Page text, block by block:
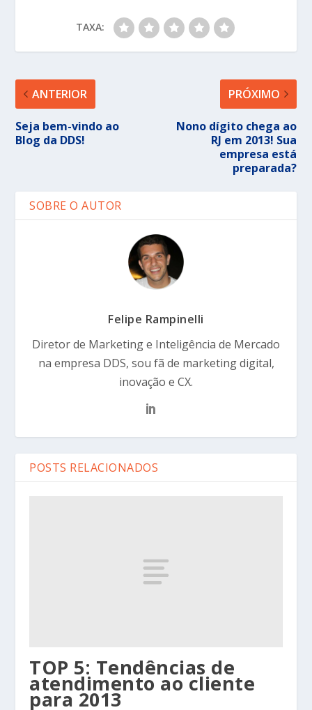
TAXA:
ANTERIOR
Seja bem-vindo ao
Blog da DDS!
PRÓXIMO
Nono dígito chega ao
RJ em 2013! Sua
empresa está
preparada?
SOBRE O AUTOR
Felipe Rampinelli
Diretor de Marketing e Inteligência de Mercado
na empresa DDS, sou fã de marketing digital,
inovação e CX.
POSTS RELACIONADOS
TOP 5: Tendências de
atendimento ao cliente
para 2013